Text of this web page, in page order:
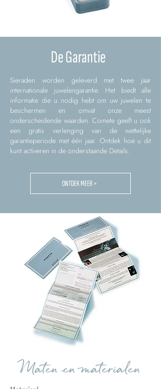
De Garantie
Sieraden worden geleverd met twee jaar
internationale juwelengarantie. Het biedt alle
informatie die u nodig hebt om uw juwelen te
beschermen en omvat onze meest
onderscheidende waarden. Comete geeft u ook
een gratis verlenging van de wettelijke
garantieperiode met één jaar. Ontdek hoe u dit
kunt activeren in de onderstaande Details.
ONTDEK MEER >
Maten en materialen